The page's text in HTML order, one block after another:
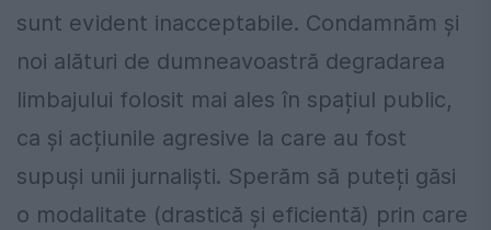
sunt evident inacceptabile. Condamnăm și
noi alături de dumneavoastră degradarea
limbajului folosit mai ales în spațiul public,
ca și acțiunile agresive la care au fost
supuși unii jurnaliști. Sperăm să puteți găsi
o modalitate (drastică și eficientă) prin care